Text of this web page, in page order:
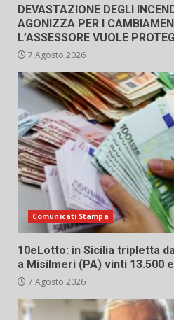
DEVASTAZIONE DEGLI
AGONIZZA PER I
L’ASSESSORE VUOLE
7 Agosto 2026
Comunicati Stampa
10eLotto: in Sicilia tripletta
a Misilmeri (PA) vinti 13.500
7 Agosto 2026